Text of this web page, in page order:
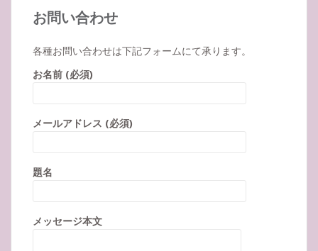
お問い合わせ
各種お問い合わせは下記フォームにて承ります。
お名前 (必須)
メールアドレス (必須)
題名
メッセージ本文